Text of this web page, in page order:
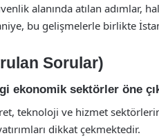
alanında atılan adımlar,
bu gelişmelerle birlikte
Sorular)
ekonomik sektörler öne
teknoloji ve hizmet
dikkat çekmektedir.